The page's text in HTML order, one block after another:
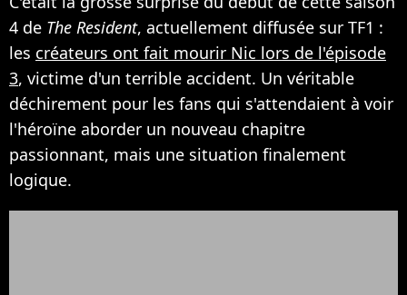
4 de The Resident, actuellement diffusée sur TF1 :
les créateurs ont fait mourir Nic lors de l'épisode
3, victime d'un terrible accident. Un véritable
déchirement pour les fans qui s'attendaient à voir
l'héroïne aborder un nouveau chapitre
passionnant, mais une situation finalement
logique.